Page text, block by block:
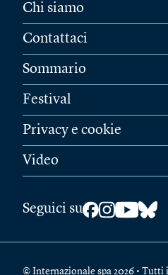
Chi siamo
Contattaci
Sommario
Festival
Privacy e cookie
Video
Seguici su
© Internazionale spa 2026 • Tutti